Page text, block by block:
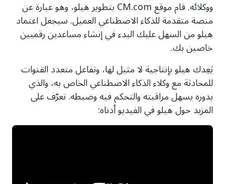
ووكلائه. قام موقع CM.com بتطوير هيلو، وهو عبارة عن
منصة متقدمة للذكاء الاصطناعي العميل. سيجعل اعتماد
هيلو من السهل عليك البدء في إنشاء مساعدين رقميين
خاصين بك.
يَعِدك هيلو بإنتاجية لا مثيل لها، وتفاعل متعدد القنوات
للمحادثة مع وكلاء الذكاء الاصطناعي الخاص به، والذي
بدوره يسهل مراقبته والتحكم فيه وضبطه. تعرّف على
المزيد حول هيلو في الفيديو أدناه: